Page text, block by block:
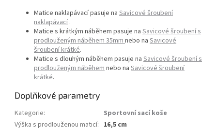
Matice naklapávací pasuje na Savicové šroubení
naklapávací .
Matice s krátkým náběhem pasuje na Savicové šroubení s
prodlouženým náběhem 35mm nebo na Savicové
šroubení krátké.
Matice s dlouhým náběhem pasuje na Savicové šroubení s
prodlouženým náběhem nebo na Savicové šroubení
krátké.
Doplňkové parametry
Kategorie:
Sportovní sací koše
Výška s prodlouženou maticí: 16,5 cm